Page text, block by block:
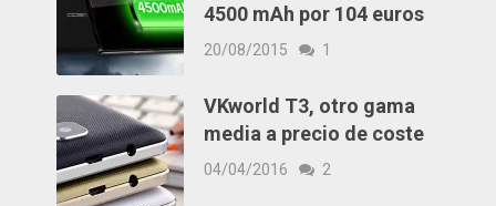
4500 mAh por 104 euros
20/08/2015 1
VKworld T3, otro gama
media a precio de coste
04/04/2016 2